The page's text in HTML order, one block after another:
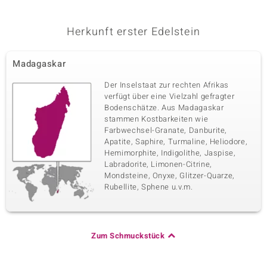
Herkunft erster Edelstein
Madagaskar
Der Inselstaat zur rechten Afrikas
verfügt über eine Vielzahl gefragter
Bodenschätze. Aus Madagaskar
stammen Kostbarkeiten wie
Farbwechsel-Granate, Danburite,
Apatite, Saphire, Turmaline, Heliodore,
Hemimorphite, Indigolithe, Jaspise,
Labradorite, Limonen-Citrine,
Mondsteine, Onyxe, Glitzer-Quarze,
Rubellite, Sphene u.v.m.
Zum Schmuckstück